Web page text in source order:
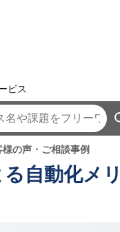
ビス
様の声・ご相談事例
事例・AI活用法を探す
版】AI
自動化メ